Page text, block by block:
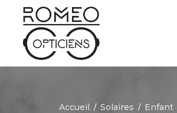
Accueil / Solaires / Enfant